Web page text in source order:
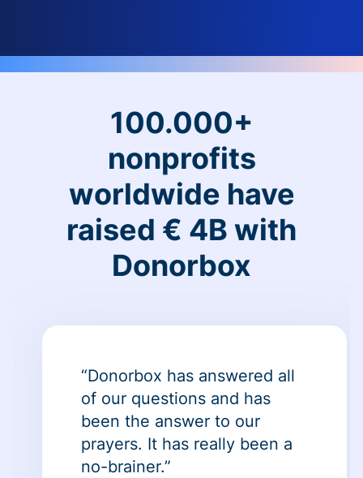
100.000+
nonprofits
worldwide have
raised € 4B with
Donorbox
“Donorbox has answered all
of our questions and has
been the answer to our
prayers. It has really been a
no-brainer.”